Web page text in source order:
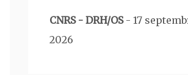
CNRS - DRH/OS- 17
2026